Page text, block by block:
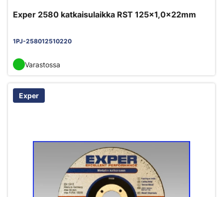
Exper 2580 katkaisulaikka RST 125x1,0x22mm
1PJ-258012510220
Varastossa
Exper